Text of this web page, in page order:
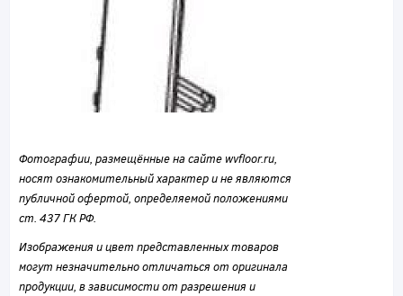
Фотографии, размещённые на сайте wvfloor.ru,
носят ознакомительный характер и не являются
публичной офертой, определяемой положениями
ст. 437 ГК РФ.
Изображения и цвет представленных товаров
могут незначительно отличаться от оригинала
продукции, в зависимости от разрешения и